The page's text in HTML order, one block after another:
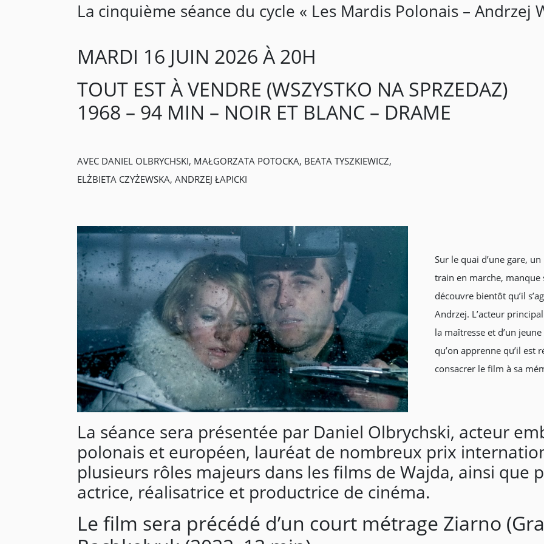
La cinquième séance du cycle « Les Mardis Polonais – Andrzej
MARDI 16 JUIN 2026 À 20H
TOUT EST À VENDRE (WSZYSTKO NA SPRZEDAZ)
1968 – 94 MIN – NOIR ET BLANC – DRAME
AVEC DANIEL OLBRYCHSKI, MAŁGORZATA POTOCKA, BEATA TYSZKIEWICZ,
ELŻBIETA CZYŻEWSKA, ANDRZEJ ŁAPICKI
Sur le quai d’une gare,
train en marche,
découvre bientôt qu’il
Andrzej. L’acteur
la maîtresse et d’un
qu’on apprenne qu’il
consacrer le film à sa
La séance sera présentée par Daniel Olbrychski, acteur
polonais et européen, lauréat de nombreux prix
plusieurs rôles majeurs dans les films de Wajda, ainsi que
actrice, réalisatrice et productrice de cinéma.
Le film sera précédé d’un court métrage Ziarno